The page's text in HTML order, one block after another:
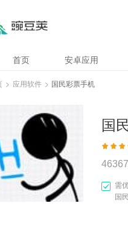
首页 安卓应用
> 应用软件 > 国民彩票手机
国
需
国